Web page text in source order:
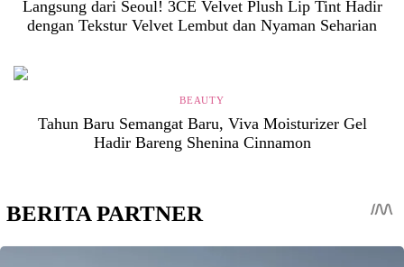
Langsung dari Seoul! 3CE Velvet Plush Lip Tint Hadir
dengan Tekstur Velvet Lembut dan Nyaman Seharian
BEAUTY
Tahun Baru Semangat Baru, Viva Moisturizer Gel
Hadir Bareng Shenina Cinnamon